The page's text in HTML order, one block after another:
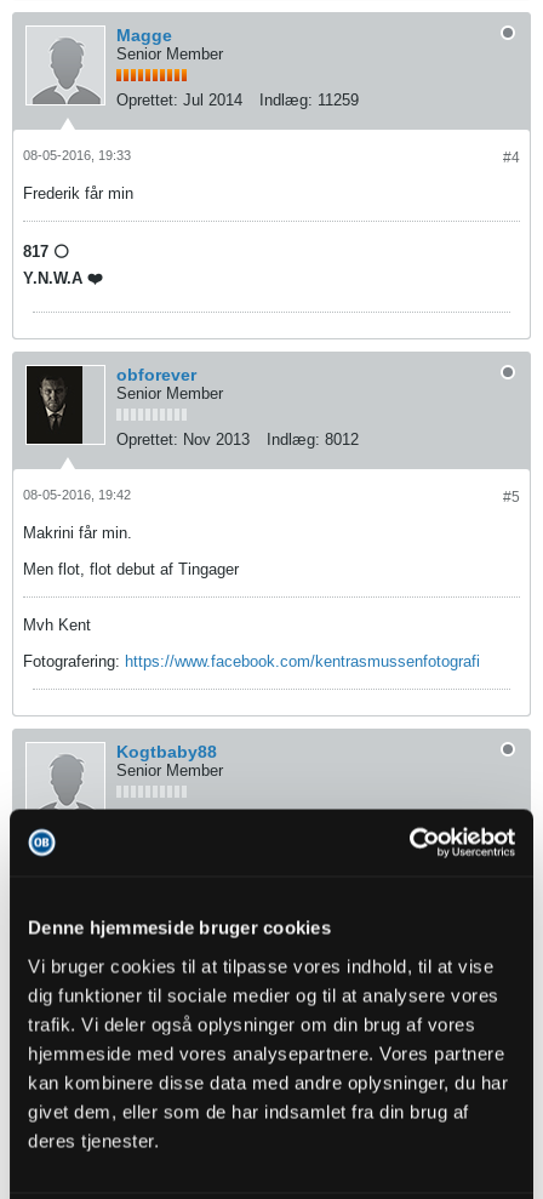
Denne hjemmeside bruger cookies
Vi bruger cookies til at tilpasse vores indhold, til at vise
dig funktioner til sociale medier og til at analysere vores
trafik. Vi deler også oplysninger om din brug af vores
hjemmeside med vores analysepartnere. Vores partnere
kan kombinere disse data med andre oplysninger, du har
givet dem, eller som de har indsamlet fra din brug af
deres tjenester.
Magge
Senior Member
Oprettet: Jul 2014 Indlæg: 11259
#4
08-05-2016, 19:33
Frederik får min
817 ⚪️
Y.N.W.A ❤️
obforever
Senior Member
Oprettet: Nov 2013 Indlæg: 8012
#5
08-05-2016, 19:42
Makrini får min.
Men flot, flot debut af Tingager
Mvh Kent
Fotografering: https://www.facebook.com/kentrasmussenfotografi
Kogtbaby88
Senior Member
Se nu at få forlænget med Makrini, det kan kun gå for langsomt!
nixcha
Senior Member
Oprettet: